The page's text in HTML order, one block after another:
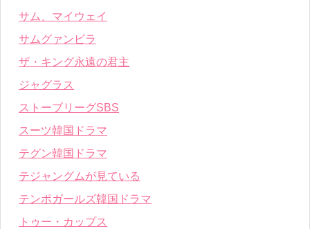
サム、マイウェイ
サムグァンビラ
ザ・キング永遠の君主
ジャグラス
ストーブリーグSBS
スーツ韓国ドラマ
テグン韓国ドラマ
テジャングムが見ている
テンポガールズ韓国ドラマ
トゥー・カップス